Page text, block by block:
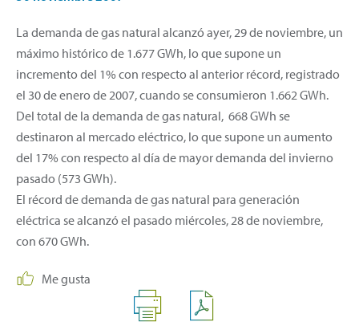
La demanda de gas natural alcanzó ayer, 29 de noviembre, un
máximo histórico de 1.677 GWh, lo que supone un
incremento del 1% con respecto al anterior récord, registrado
el 30 de enero de 2007, cuando se consumieron 1.662 GWh.
Del total de la demanda de gas natural, 668 GWh se
destinaron al mercado eléctrico, lo que supone un aumento
del 17% con respecto al día de mayor demanda del invierno
pasado (573 GWh).
El récord de demanda de gas natural para generación
eléctrica se alcanzó el pasado miércoles, 28 de noviembre,
con 670 GWh.
Me gusta